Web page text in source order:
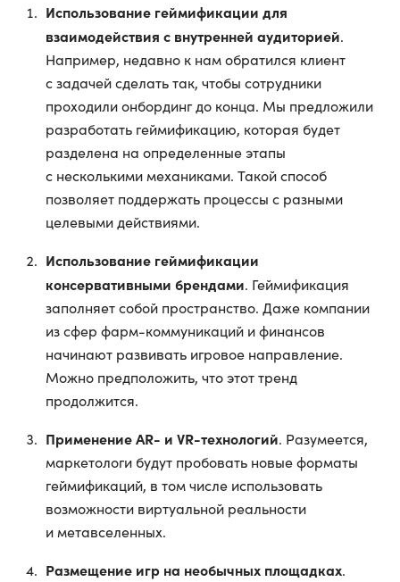
Использование геймификации для
взаимодействия с внутренней аудиторией.
Например, недавно к нам обратился клиент
с задачей сделать так, чтобы сотрудники
проходили онбординг до конца. Мы предложили
разработать геймификацию, которая будет
разделена на определенные этапы
с несколькими механиками. Такой способ
позволяет поддержать процессы с разными
целевыми действиями.
Использование геймификации
консервативными брендами. Геймификация
заполняет собой пространство. Даже компании
из сфер фарм-коммуникаций и финансов
начинают развивать игровое направление.
Можно предположить, что этот тренд
продолжится.
Применение AR- и VR-технологий. Разумеется,
маркетологи будут пробовать новые форматы
геймификаций, в том числе использовать
возможности виртуальной реальности
и метавселенных.
Размещение игр на необычных площадках.